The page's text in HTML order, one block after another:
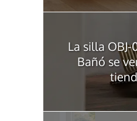
La silla
Bañó se